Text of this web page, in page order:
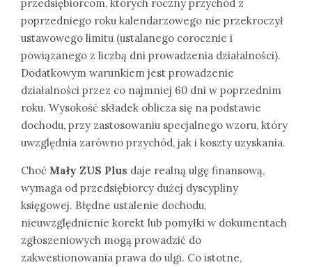
przedsiębiorcom, których roczny przychód z
poprzedniego roku kalendarzowego nie przekroczył
ustawowego limitu (ustalanego corocznie i
powiązanego z liczbą dni prowadzenia działalności).
Dodatkowym warunkiem jest prowadzenie
działalności przez co najmniej 60 dni w poprzednim
roku. Wysokość składek oblicza się na podstawie
dochodu, przy zastosowaniu specjalnego wzoru, który
uwzględnia zarówno przychód, jak i koszty uzyskania.
Choć Mały ZUS Plus daje realną ulgę finansową,
wymaga od przedsiębiorcy dużej dyscypliny
księgowej. Błędne ustalenie dochodu,
nieuwzględnienie korekt lub pomyłki w dokumentach
zgłoszeniowych mogą prowadzić do
zakwestionowania prawa do ulgi. Co istotne,